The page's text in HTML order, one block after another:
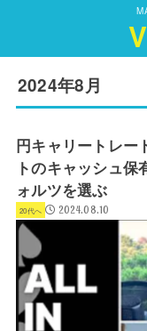
2024年8月
円キャリートレー
トのキャッシュ
ォルツを選ぶ
20代へ 2024.08.10